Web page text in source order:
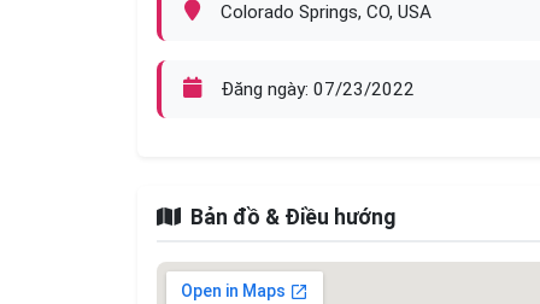
Colorado Springs, CO, USA
Đăng ngày: 07/23/2022
Bản đồ & Điều hướng